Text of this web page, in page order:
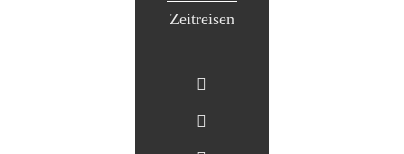
Zeitreisen